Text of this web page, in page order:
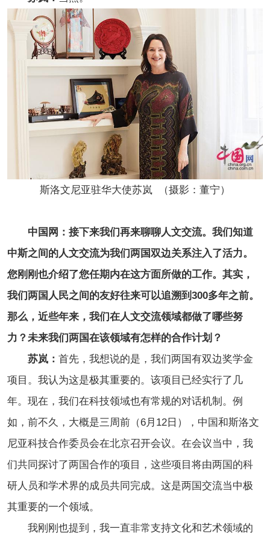
斯洛文尼亚驻华大使苏岚 （摄影：董宁）
中国网：接下来我们再来聊聊人文交流。我们知道
中斯之间的人文交流为我们两国双边关系注入了活力。
您刚刚也介绍了您任期内在这方面所做的工作。其实，
我们两国人民之间的友好往来可以追溯到300多年之前。
那么，近些年来，我们在人文交流领域都做了哪些努
力？未来我们两国在该领域有怎样的合作计划？
苏岚： 首先，我想说的是，我们两国有双边奖学金
项目。我认为这是极其重要的。该项目已经实行了几
年。现在，我们在科技领域也有常规的对话机制。例
如，前不久，大概是三周前（6月12日），中国和斯洛文
尼亚科技合作委员会在北京召开会议。在会议当中，我
们共同探讨了两国合作的项目，这些项目将由两国的科
研人员和学术界的成员共同完成。这是两国交流当中极
其重要的一个领域。
我刚刚也提到，我一直非常支持文化和艺术领域的